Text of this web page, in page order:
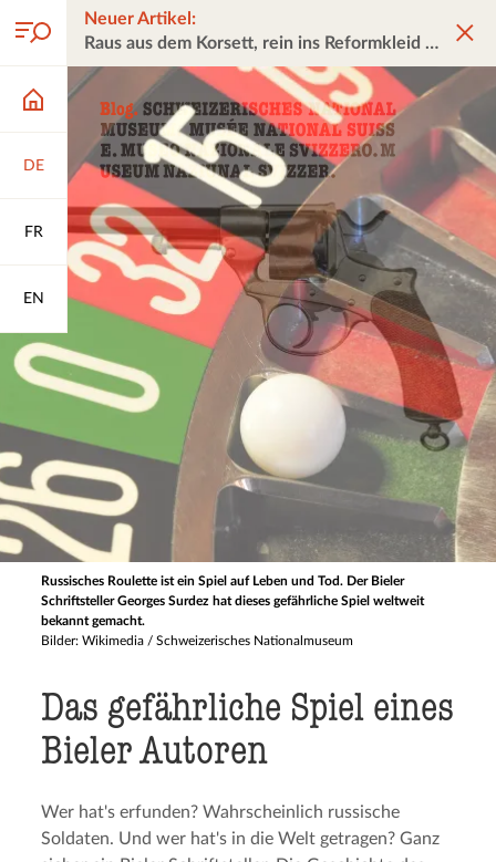
DE
FR
EN
Neuer Artikel:
Raus aus dem Korsett, rein ins Reformkleid
Russisches Roulette ist ein Spiel auf Leben und Tod. Der Bieler
Schriftsteller Georges Surdez hat dieses gefährliche Spiel weltweit
bekannt gemacht.
Bilder: Wikimedia / Schweizerisches Nationalmuseum
Das gefähr­li­che Spiel eines
Bieler Autoren
Wer hat's erfunden? Wahrscheinlich russische
Soldaten. Und wer hat's in die Welt getragen? Ganz